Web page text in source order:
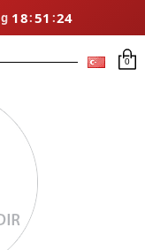
18 51 24
0